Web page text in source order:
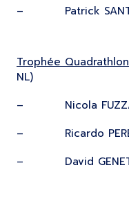
– Patrick
Trophée Quadrathlon
NL)
– Nicola
– Ricardo
– David